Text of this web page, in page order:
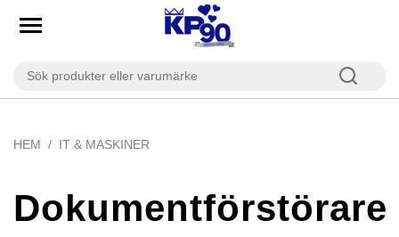
HEM IT & MASKINER
Dokumentförstörare